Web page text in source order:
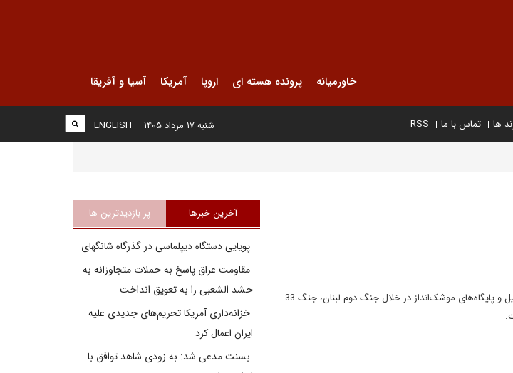
خاورمیانه پرونده هسته ای اروپا آمریکا آسیا و آفریقا
ها تماس با ما RSS
ENGLISH شنبه ۱۷ مرداد ۱۴۰۵
یوسفین اطلاعات مخفی و سری مهمی را از پایگاه‌های ارتش اسرائیل و پایگاه‌های موشک‌انداز در خلال جنگ دوم لبنان، جنگ 33
آخرین خبرها پر بازدیدترین ها
پویایی دستگاه دیپلماسی در گذرگاه شانگهای
مقاومت عراق پاسخ به حملات متجاوزانه به
حشد الشعبی را به تعویق انداخت
خزانه‌داری آمریکا تحریم‌های جدیدی علیه
ایران اعمال کرد
بسنت مدعی شد: به زودی شاهد توافق با